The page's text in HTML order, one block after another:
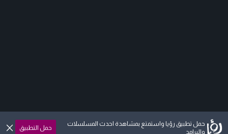
حمل تطبيق رؤيا واستمتع بمشاهدة احدث المسلسلات
والبرامج
حمل التطبيق